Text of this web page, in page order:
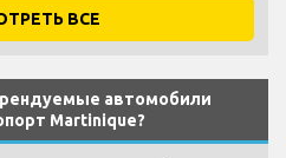
ВСЕ
автомобили
Martinique?